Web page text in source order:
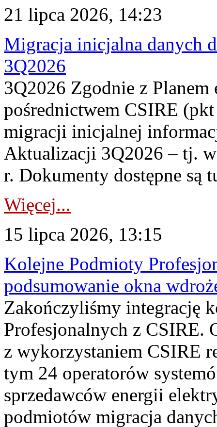
21 lipca 2026, 14:23
Migracja inicjalna danych
3Q2026
3Q2026 Zgodnie z
pośrednictwem CSIRE
migracji inicjalnej
Aktualizacji 3Q2026 – tj.
r. Dokumenty dostępne są
Więcej...
15 lipca 2026, 13:15
Kolejne Podmioty
podsumowanie okna
Zakończyliśmy integrację
Profesjonalnych z CSIRE.
z wykorzystaniem CSIRE
tym 24 operatorów
sprzedawców energii
podmiotów migracja